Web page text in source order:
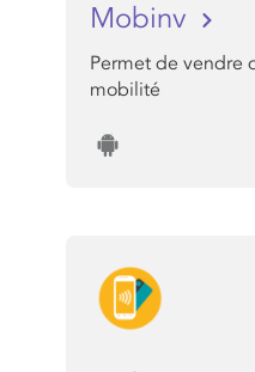
Mobinv
Permet de vendre
mobilité